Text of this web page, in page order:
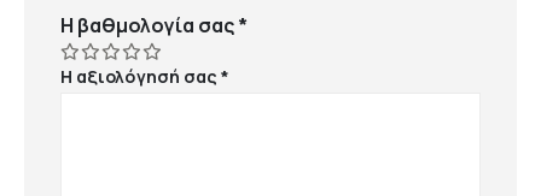
Η βαθμολογία σας*
Η αξιολόγησή σας*